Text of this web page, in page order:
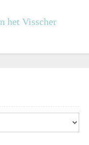
het Visscher